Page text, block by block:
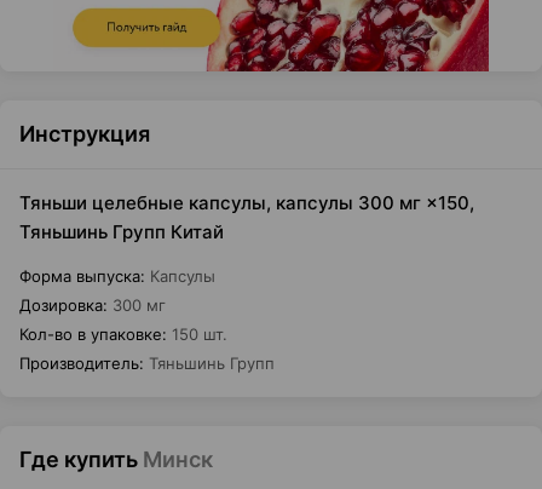
Инструкция
Тяньши целебные капсулы, капсулы 300 мг ×150,
Тяньшинь Групп Китай
Форма выпуска: Капсулы
Дозировка: 300 мг
Кол-во в упаковке: 150 шт.
Производитель: Тяньшинь Групп
Где купить Минск